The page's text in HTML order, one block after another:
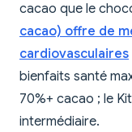
cacao que le
cacao) offre de
cardiovasculaires
bienfaits santé
70%+ cacao ; le
intermédiaire.